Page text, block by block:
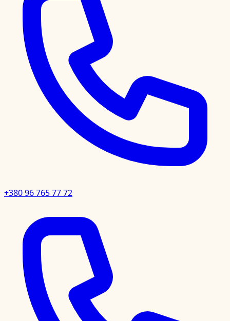
+380 96 765 77 72